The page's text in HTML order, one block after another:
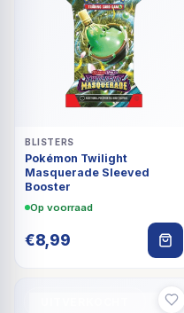
BLISTERS
Pokémon Twilight
Masquerade Sleeved
Booster
Op voorraad
€8,99